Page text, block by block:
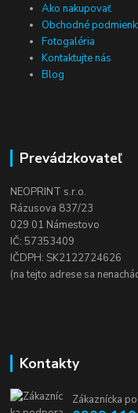
Ako nakupovať
Obchodné
Fotogaléria
Kontaktujte nás
Blog
Prevádzkovateľ
NEOPRINT s.r.o.
Rázusova 837/23
029 01 Námestovo
IČ: 57353409
IČDPH: SK2122724626
(na tejto adrese sa
Kontakty
Zákaznícka